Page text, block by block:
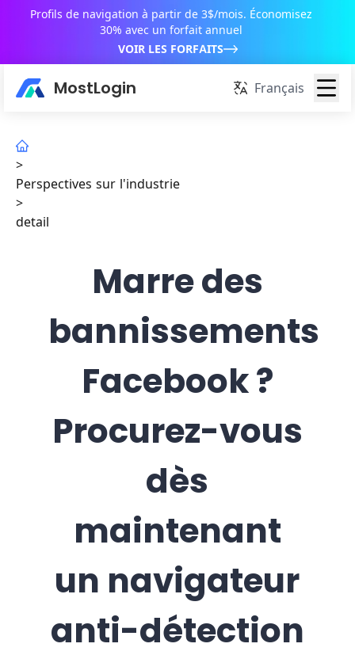
Profils de navigation à partir de 3$/mois. Économisez
30% avec un forfait annuel
VOIR LES FORFAITS
MostLogin Français
>
Perspectives sur l'industrie
>
detail
Marre des
bannissements
Facebook ?
Procurez-vous
dès
maintenant
un navigateur
anti-détection